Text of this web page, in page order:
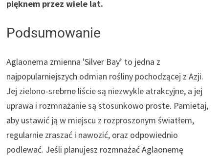
pięknem przez wiele lat.
Podsumowanie
Aglaonema zmienna 'Silver Bay’ to jedna z
najpopularniejszych odmian rośliny pochodzącej z Azji.
Jej zielono-srebrne liście są niezwykle atrakcyjne, a jej
uprawa i rozmnażanie są stosunkowo proste. Pamietaj,
aby ustawić ją w miejscu z rozproszonym światłem,
regularnie zraszać i nawozić, oraz odpowiednio
podlewać. Jeśli planujesz rozmnażać Aglaonemę